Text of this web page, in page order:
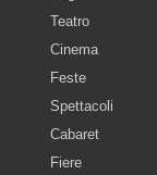
Teatro
Cinema
Feste
Spettacoli
Cabaret
Fiere